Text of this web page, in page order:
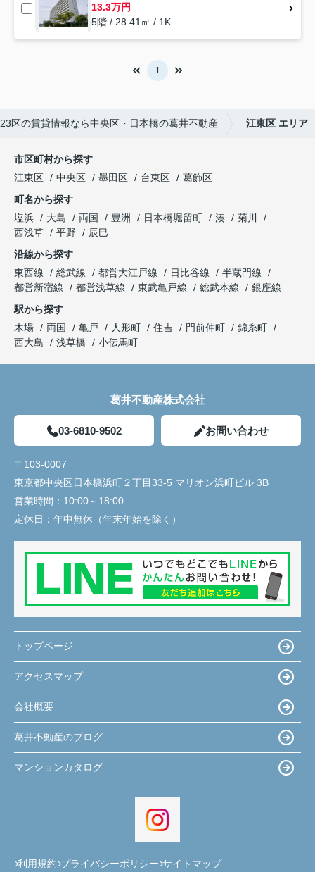
13.3万円
5階 / 28.41㎡ / 1K
1
区の賃貸情報なら中央区・日本橋の葛井不動産 江東区 エリア
市区町村から探す
江東区
中央区 墨田区 台東区
葛飾区
町名から探す
塩浜
大島 両国 豊洲 日本橋堀留町 湊
菊川
西浅草
平野
辰巳
沿線から探す
東西線
総武線 都営大江戸線 日比谷線
半蔵門線
都営新宿線
都営浅草線 東武亀戸線 総武本線
銀座線
駅から探す
木場
両国 亀戸 人形町 住吉 門前仲町
錦糸町
西大島
浅草橋 小伝馬町
葛井不動産株式会社
03-6810-9502 お問い合わせ
〒103-0007
東京都中央区日本橋浜町２丁目33-5 マリオン浜町ビル 3B
営業時間： 10:00～18:00
定休日： 年中無休（年末年始を除く）
トップページ
アクセスマップ
会社概要
葛井不動産のブログ
マンションカタログ
利用規約 プライバシーポリシー サイトマップ